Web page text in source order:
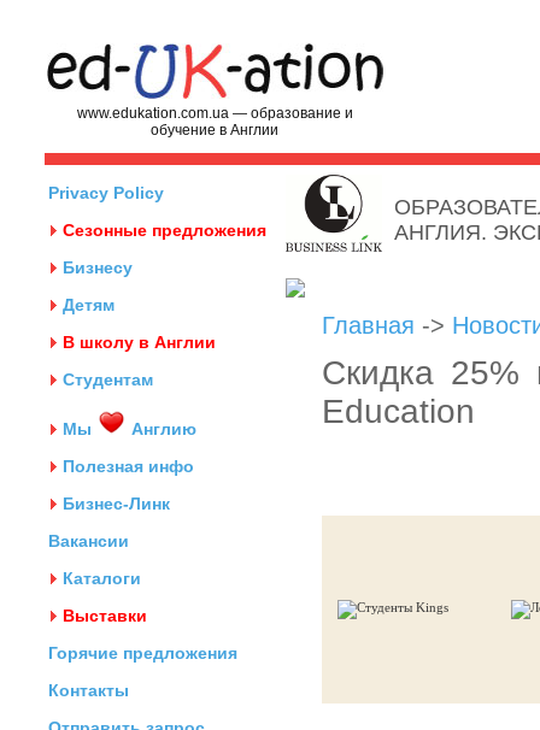
www.edukation.com.ua — образование и
обучение в Англии
Privacy Policy
Сезонные предложения
Бизнесу
Детям
В школу в Англии
Студентам
Мы
Англию
Полезная инфо
Бизнес-Линк
Вакансии
Каталоги
Выставки
Горячие предложения
Контакты
АНГЛИЯ.
Главная ->
Скидка 25%
Education